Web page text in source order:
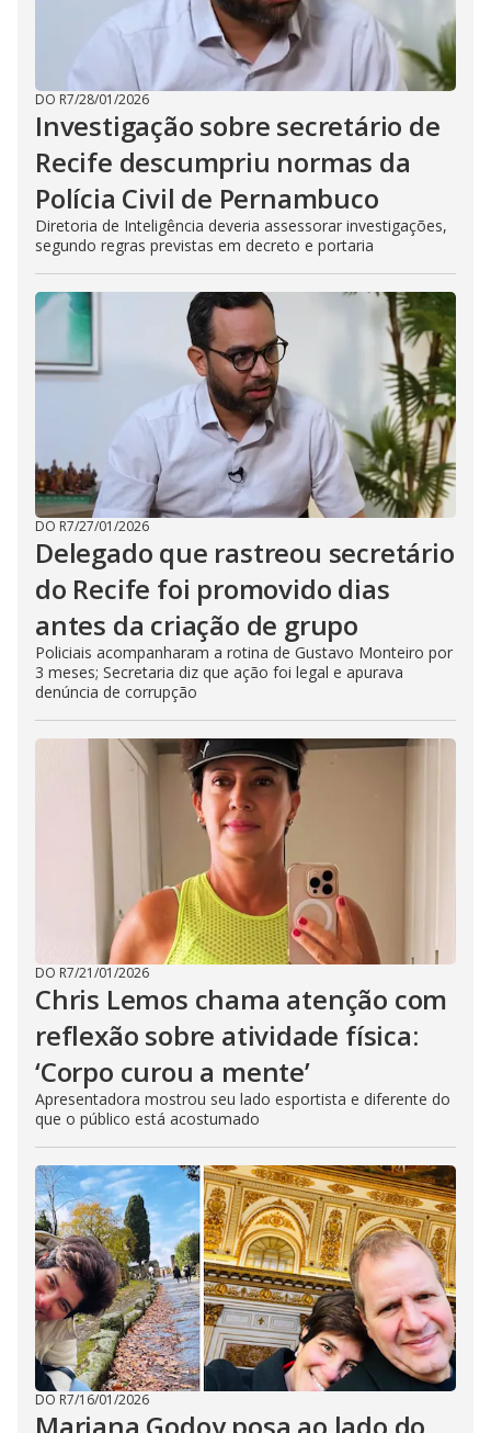
DO R7/28/01/2026
Investigação sobre secretário de
Recife descumpriu normas da
Polícia Civil de Pernambuco
Diretoria de Inteligência deveria assessorar investigações,
segundo regras previstas em decreto e portaria
DO R7/27/01/2026
Delegado que rastreou secretário
do Recife foi promovido dias
antes da criação de grupo
Policiais acompanharam a rotina de Gustavo Monteiro por
3 meses; Secretaria diz que ação foi legal e apurava
denúncia de corrupção
DO R7/21/01/2026
Chris Lemos chama atenção com
reflexão sobre atividade física:
‘Corpo curou a mente’
Apresentadora mostrou seu lado esportista e diferente do
que o público está acostumado
DO R7/16/01/2026